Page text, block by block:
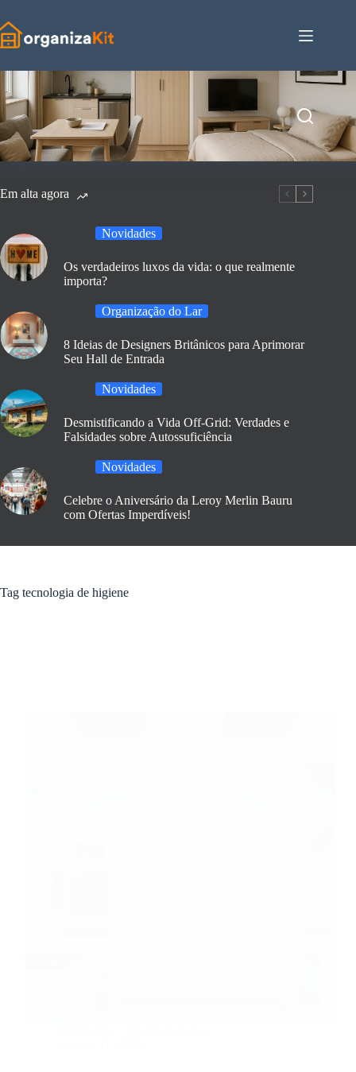
para
o
conteúdo
Em alta agora
Novidades
Os verdadeiros luxos da vida: o que realmente
importa?
Organização do Lar
8 Ideias de Designers Britânicos para Aprimorar
Seu Hall de Entrada
Novidades
Desmistificando a Vida Off-Grid: Verdades e
Falsidades sobre Autossuficiência
Novidades
Celebre o Aniversário da Leroy Merlin Bauru
com Ofertas Imperdíveis!
Tag tecnologia de higiene